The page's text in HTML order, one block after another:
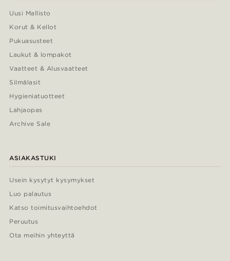
Uusi Mallisto
Korut & Kellot
Pukuasusteet
Laukut & lompakot
Vaatteet & Alusvaatteet
Silmälasit
Hygieniatuotteet
Lahjaopas
Archive Sale
ASIAKASTUKI
Usein kysytyt kysymykset
Luo palautus
Katso toimitusvaihtoehdot
Peruutus
Ota meihin yhteyttä